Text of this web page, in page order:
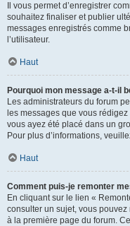
Il vous permet d’enregistrer
souhaitez finaliser et publier
messages enregistrés comme
l’utilisateur.
Haut
Pourquoi mon message a-t-il
Les administrateurs du forum
les messages que vous
vous ayez été placé dans un
Pour plus d’informations,
Haut
Comment puis-je remonter
En cliquant sur le lien «
consulter un sujet, vous
à la première page du forum.